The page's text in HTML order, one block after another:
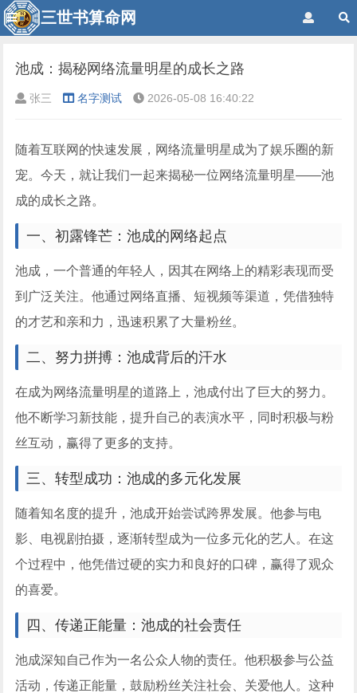
三世书算命网
池成：揭秘网络流量明星的成长之路
张三 名字测试 2026-05-08 16:40:22
随着互联网的快速发展，网络流量明星成为了娱乐圈的新
宠。今天，就让我们一起来揭秘一位网络流量明星——池
成的成长之路。
一、初露锋芒：池成的网络起点
池成，一个普通的年轻人，因其在网络上的精彩表现而受
到广泛关注。他通过网络直播、短视频等渠道，凭借独特
的才艺和亲和力，迅速积累了大量粉丝。
二、努力拼搏：池成背后的汗水
在成为网络流量明星的道路上，池成付出了巨大的努力。
他不断学习新技能，提升自己的表演水平，同时积极与粉
丝互动，赢得了更多的支持。
三、转型成功：池成的多元化发展
随着知名度的提升，池成开始尝试跨界发展。他参与电
影、电视剧拍摄，逐渐转型成为一位多元化的艺人。在这
个过程中，他凭借过硬的实力和良好的口碑，赢得了观众
的喜爱。
四、传递正能量：池成的社会责任
池成深知自己作为一名公众人物的责任。他积极参与公益
活动，传递正能量，鼓励粉丝关注社会、关爱他人。这种